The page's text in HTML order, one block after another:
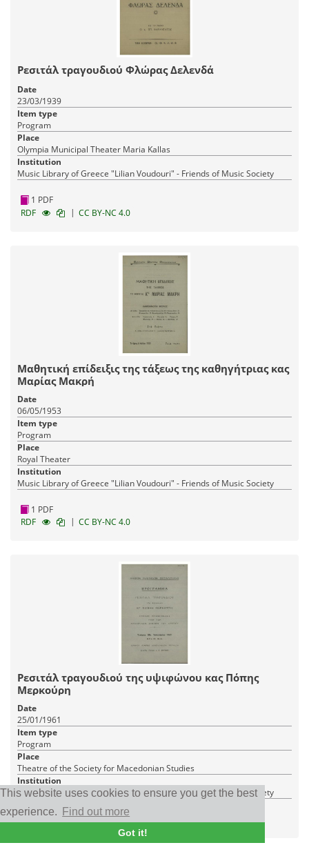
This website uses cookies to ensure you get the best
experience.
Find out more
Got it!
Ρεσιτάλ τραγουδιού Φλώρας Δελενδά
Date
23/03/1939
Item type
Program
Place
Olympia Municipal Theater Maria Kallas
Institution
Music Library of Greece "Lilian Voudouri" - Friends of Music Society
1 PDF
RDF
| CC BY-NC 4.0
Μαθητική επίδειξις της τάξεως της καθηγήτριας κας
Μαρίας Μακρή
Date
06/05/1953
Item type
Program
Place
Royal Theater
Institution
Music Library of Greece "Lilian Voudouri" - Friends of Music Society
1 PDF
RDF
| CC BY-NC 4.0
Ρεσιτάλ τραγουδιού της υψιφώνου κας Πόπης
Μερκούρη
Date
25/01/1961
Item type
Program
Place
Theatre of the Society for Macedonian Studies
Institution
Music Library of Greece "Lilian Voudouri" - Friends of Music Society
RDF | CC BY-NC 4.0